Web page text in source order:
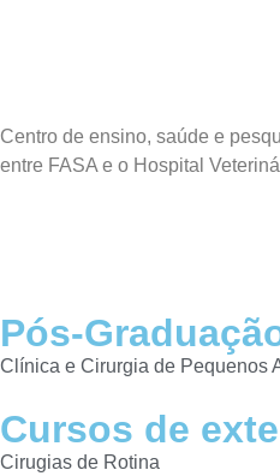
Centro de ensino, saúde e
entre FASA e o Hospital
Pós-
Clínica e Cirurgia de Pequenos
Cursos de
Cirugias de Rotina